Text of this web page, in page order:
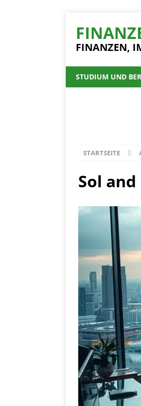
FINANZEN,
STUDIUM UND
STARTSEITE
Sol